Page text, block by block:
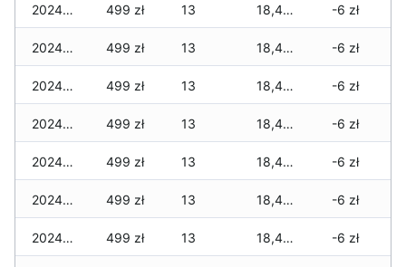
2024-10-30 499 zł 13 18,496 zł -6 zł
2024-10-29 499 zł 13 18,496 zł -6 zł
2024-10-28 499 zł 13 18,496 zł -6 zł
2024-10-27 499 zł 13 18,480 zł -6 zł
2024-10-26 499 zł 13 18,480 zł -6 zł
2024-10-25 499 zł 13 18,480 zł -6 zł
2024-10-22 499 zł 13 18,448 zł -6 zł